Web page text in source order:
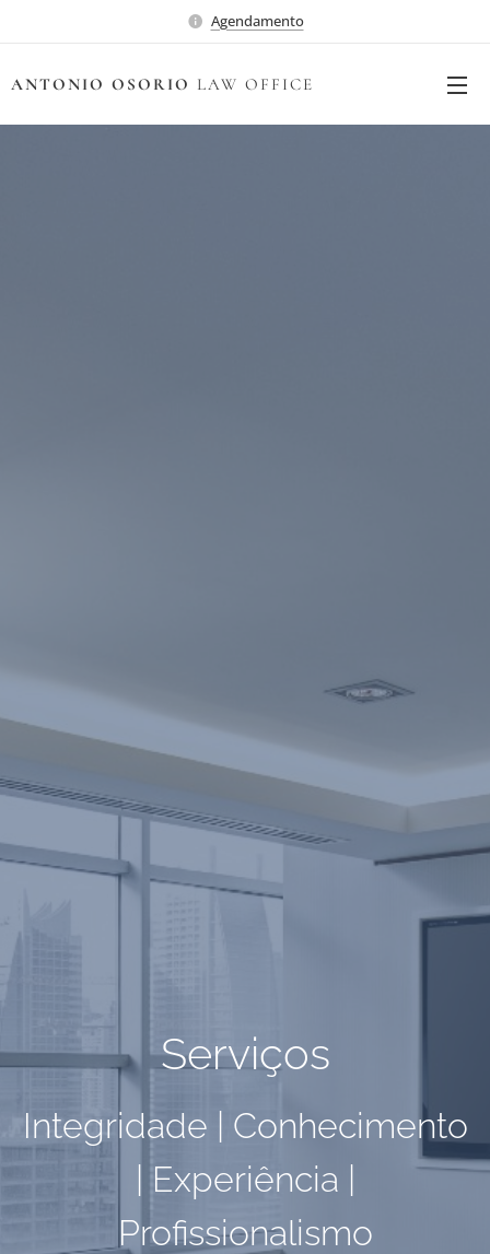
Agendamento
ANTONIO OSORIO LAW OFFICE
Serviços
Integridade | Conhecimento
| Experiência |
Profissionalismo